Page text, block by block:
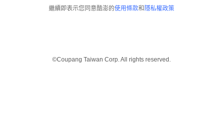
繼續即表示您同意酷澎的使用條款和 隱私權政策
©Coupang Taiwan Corp. All rights reserved.